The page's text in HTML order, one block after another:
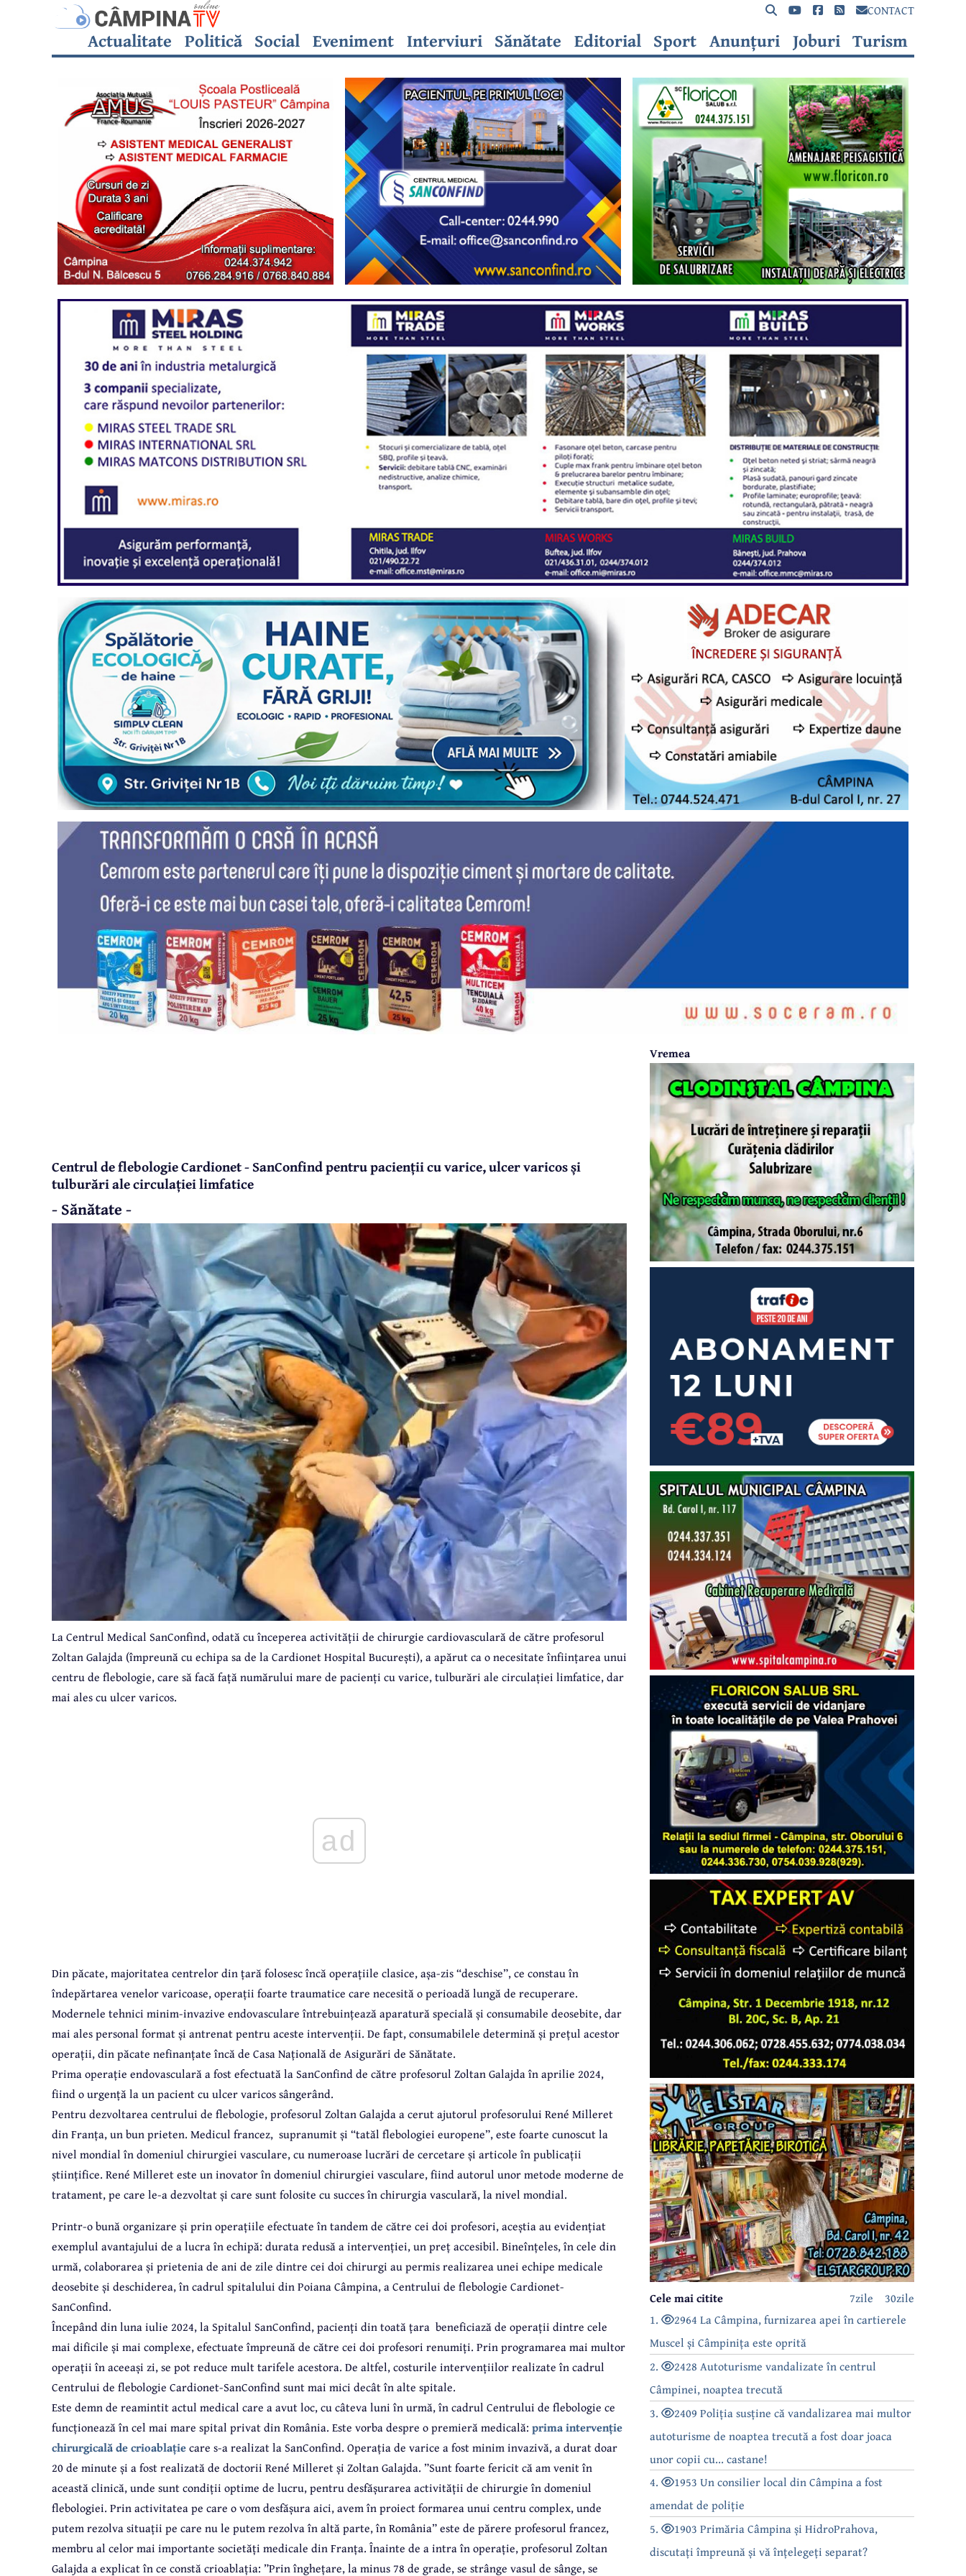
CONTACT
Actualitate Politică Social Eveniment Interviuri Sănătate Editorial Sport Anunțuri Joburi Turism
Centrul de flebologie Cardionet - SanConfind pentru pacienții cu varice, ulcer varicos și
tulburări ale circulației limfatice
- Sănătate -
La Centrul Medical SanConfind, odată cu începerea activității de chirurgie cardiovasculară de către profesorul
Zoltan Galajda (împreună cu echipa sa de la Cardionet Hospital București), a apărut ca o necesitate înființarea unui
centru de flebologie, care să facă față numărului mare de pacienți cu varice, tulburări ale circulației limfatice, dar
mai ales cu ulcer varicos.
ad
Din păcate, majoritatea centrelor din țară folosesc încă operațiile clasice, așa-zis “deschise”, ce constau în
îndepărtarea venelor varicoase, operații foarte traumatice care necesită o perioadă lungă de recuperare.
Modernele tehnici minim-invazive endovasculare întrebuințează aparatură specială și consumabile deosebite, dar
mai ales personal format și antrenat pentru aceste intervenții. De fapt, consumabilele determină și prețul acestor
operații, din păcate nefinanțate încă de Casa Națională de Asigurări de Sănătate.
Prima operație endovasculară a fost efectuată la SanConfind de către profesorul Zoltan Galajda în aprilie 2024,
fiind o urgență la un pacient cu ulcer varicos sângerând.
Pentru dezvoltarea centrului de flebologie, profesorul Zoltan Galajda a cerut ajutorul profesorului René Milleret
din Franța, un bun prieten. Medicul francez, supranumit și “tatăl flebologiei europene”, este foarte cunoscut la
nivel mondial în domeniul chirurgiei vasculare, cu numeroase lucrări de cercetare și articole în publicații
științifice. René Milleret este un inovator în domeniul chirurgiei vasculare, fiind autorul unor metode moderne de
tratament, pe care le-a dezvoltat și care sunt folosite cu succes în chirurgia vasculară, la nivel mondial.
Printr-o bună organizare și prin operațiile efectuate în tandem de către cei doi profesori, aceștia au evidențiat
exemplul avantajului de a lucra în echipă: durata redusă a intervenției, un preț accesibil. Bineînțeles, în cele din
urmă, colaborarea și prietenia de ani de zile dintre cei doi chirurgi au permis realizarea unei echipe medicale
deosebite și deschiderea, în cadrul spitalului din Poiana Câmpina, a Centrului de flebologie Cardionet-
SanConfind.
Începând din luna iulie 2024, la Spitalul SanConfind, pacienți din toată țara beneficiază de operații dintre cele
mai dificile și mai complexe, efectuate împreună de către cei doi profesori renumiți. Prin programarea mai multor
operații în aceeași zi, se pot reduce mult tarifele acestora. De altfel, costurile intervențiilor realizate în cadrul
Centrului de flebologie Cardionet-SanConfind sunt mai mici decât în alte spitale.
Este demn de reamintit actul medical care a avut loc, cu câteva luni în urmă, în cadrul Centrului de flebologie ce
funcționează în cel mai mare spital privat din România. Este vorba despre o premieră medicală: prima intervenție
chirurgicală de crioablațiecare s-a realizat la SanConfind. Operația de varice a fost minim invazivă, a durat doar
20 de minute și a fost realizată de doctorii René Milleret și Zoltan Galajda. ”Sunt foarte fericit că am venit în
această clinică, unde sunt condiții optime de lucru, pentru desfășurarea activității de chirurgie în domeniul
flebologiei. Prin activitatea pe care o vom desfășura aici, avem în proiect formarea unui centru complex, unde
putem rezolva situații pe care nu le putem rezolva în altă parte, în România” este de părere profesorul francez,
membru al celor mai importante societăți medicale din Franța. Înainte de a intra în operație, profesorul Zoltan
Galajda a explicat în ce constă crioablația: ”Prin înghețare, la minus 78 de grade, se strânge vasul de sânge, se
Vremea
30zile
7zile
Cele mai citite
1.
2964 La Câmpina, furnizarea apei în cartierele
Muscel și Câmpinița este oprită
2.
2428 Autoturisme vandalizate în centrul
Câmpinei, noaptea trecută
3.
2409 Poliția susține că vandalizarea mai multor
autoturisme de noaptea trecută a fost doar joaca
unor copii cu... castane!
4.
1953 Un consilier local din Câmpina a fost
amendat de poliție
5.
1903 Primăria Câmpina și HidroPrahova,
discutați împreună și vă înțelegeți separat?